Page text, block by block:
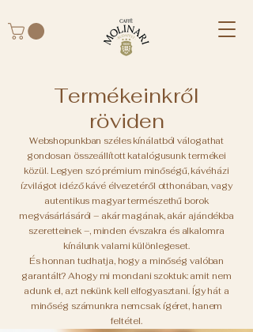
Termékeinkről
röviden
Webshopunkban széles kínálatból válogathat
gondosan összeállított katalógusunk termékei
közül. Legyen szó prémium minőségű, kávéházi
ízvilágot idéző kávé élvezetéről otthonában, vagy
autentikus magyar természethű borok
megvásárlásáról – akár magának, akár ajándékba
szeretteinek –, minden évszakra és alkalomra
kínálunk valami különlegeset.
És honnan tudhatja, hogy a minőség valóban
garantált? Ahogy mi mondani szoktuk: amit nem
adunk el, azt nekünk kell elfogyasztani. Így hát a
minőség számunkra nemcsak ígéret, hanem
feltétel.